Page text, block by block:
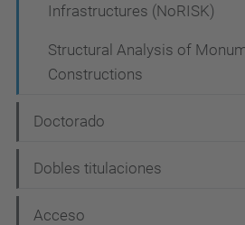
Infrastructures (NoRISK)
Structural Analysis of
Constructions
Doctorado
Dobles titulaciones
Acceso